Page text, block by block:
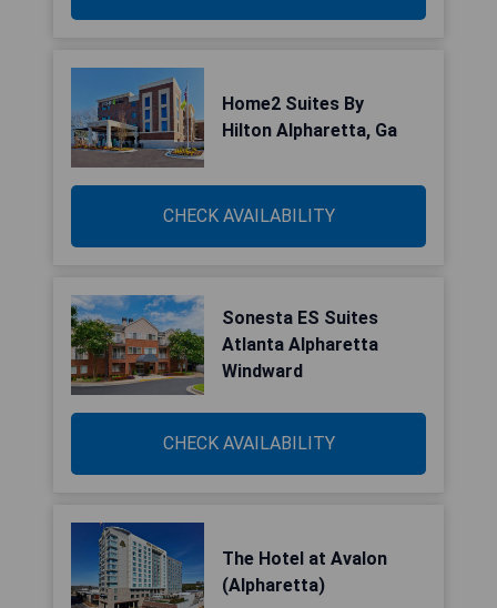
Home2 Suites By
Hilton Alpharetta, Ga
CHECK AVAILABILITY
Sonesta ES Suites
Atlanta Alpharetta
Windward
CHECK AVAILABILITY
The Hotel at Avalon
(Alpharetta)